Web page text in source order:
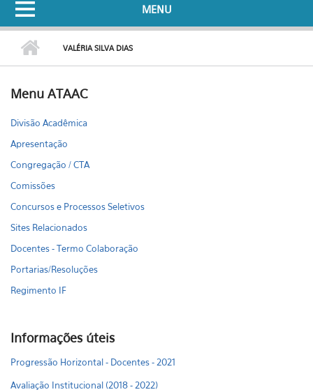
MENU
VALÉRIA SILVA DIAS
Menu ATAAC
Divisão Acadêmica
Apresentação
Congregação / CTA
Comissões
Concursos e Processos Seletivos
Sites Relacionados
Docentes - Termo Colaboração
Portarias/Resoluções
Regimento IF
Informações úteis
Progressão Horizontal - Docentes - 2021
Avaliação Institucional (2018 - 2022)